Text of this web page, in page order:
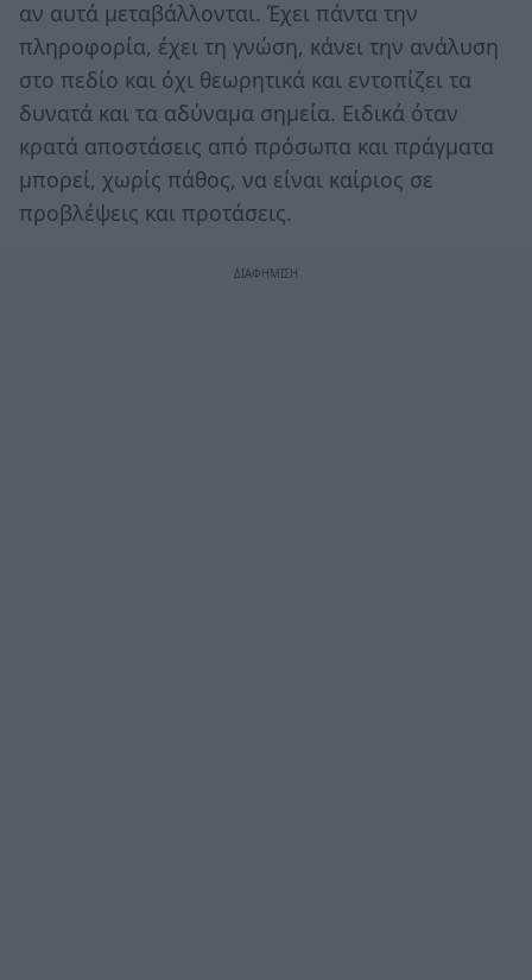
αν αυτά μεταβάλλονται. Έχει πάντα την
πληροφορία, έχει τη γνώση, κάνει την ανάλυση
στο πεδίο και όχι θεωρητικά και εντοπίζει τα
δυνατά και τα αδύναμα σημεία. Ειδικά όταν
κρατά αποστάσεις από πρόσωπα και πράγματα
μπορεί, χωρίς πάθος, να είναι καίριος σε
προβλέψεις και προτάσεις.